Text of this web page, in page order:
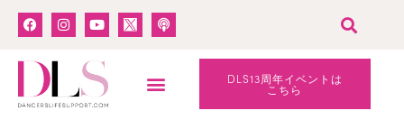
DLS13周年イベントは
こちら